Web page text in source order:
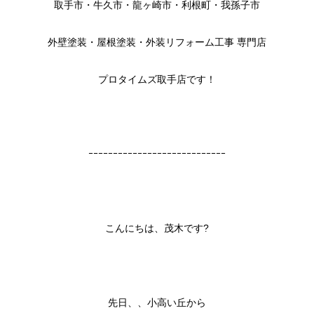
取手市・牛久市・龍ヶ崎市・利根町・我孫子市
外壁塗装・屋根塗装・外装リフォーム工事 専門店
プロタイムズ取手店です！
ｰｰｰｰｰｰｰｰｰｰｰｰｰｰｰｰｰｰｰｰｰｰｰｰｰｰｰｰ
こんにちは、茂木です?
先日、、小高い丘から